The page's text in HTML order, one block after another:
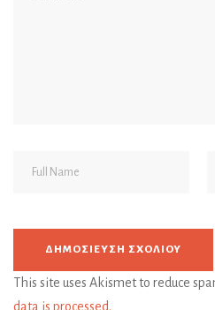
This site uses Akismet to reduce
data is processed.